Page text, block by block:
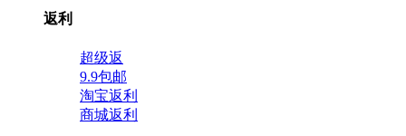
返利
超级返
9.9包邮
淘宝返利
商城返利